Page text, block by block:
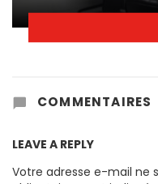
COMMENTAIRES
LEAVE A REPLY
Votre adresse e-mail ne